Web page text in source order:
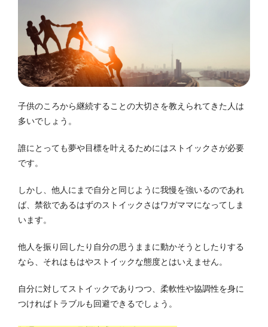
子供のころから継続することの大切さを教えられてきた人は
多いでしょう。
誰にとっても夢や目標を叶えるためにはストイックさが必要
です。
しかし、他人にまで自分と同じように我慢を強いるのであれ
ば、禁欲であるはずのストイックさはワガママになってしま
います。
他人を振り回したり自分の思うままに動かそうとしたりする
なら、それはもはやストイックな態度とはいえません。
自分に対してストイックでありつつ、柔軟性や協調性を身に
つければトラブルも回避できるでしょう。